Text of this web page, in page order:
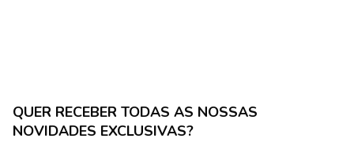
QUER RECEBER TODAS AS NOSSAS
NOVIDADES EXCLUSIVAS?